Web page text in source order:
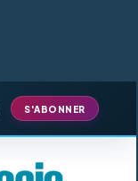
S'ABONNER